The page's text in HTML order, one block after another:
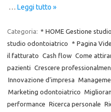
… Leggi tutto »
Categoria: * HOME Gestione
studio odontoiatrico
* Pagina
il fatturato Cash flow Come
pazienti Crescere
Innovazione d'impresa
Marketing odontoiatrico
performance Ricerca personale